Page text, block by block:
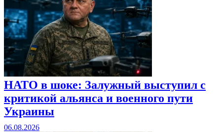
НАТО в шоке: Залужный выступил с
критикой альянса и военного пути
Украины
06.08.2026